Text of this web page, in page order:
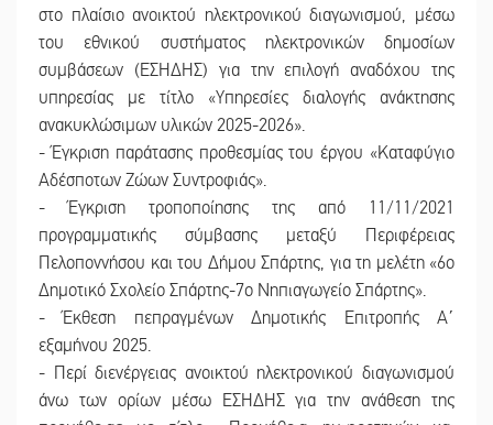
στο πλαίσιο ανοικτού ηλεκτρονικού διαγωνισμού, μέσω
του εθνικού συστήματος ηλεκτρονικών δημοσίων
συμβάσεων (ΕΣΗΔΗΣ) για την επιλογή αναδόχου της
υπηρεσίας με τίτλο «Υπηρεσίες διαλογής ανάκτησης
ανακυκλώσιμων υλικών 2025-2026».
- Έγκριση παράτασης προθεσμίας του έργου «Καταφύγιο
Αδέσποτων Ζώων Συντροφιάς».
- Έγκριση τροποποίησης της από 11/11/2021
προγραμματικής σύμβασης μεταξύ Περιφέρειας
Πελοποννήσου και του Δήμου Σπάρτης, για τη μελέτη «6ο
Δημοτικό Σχολείο Σπάρτης-7ο Νηπιαγωγείο Σπάρτης».
- Έκθεση πεπραγμένων Δημοτικής Επιτροπής Α΄
εξαμήνου 2025.
- Περί διενέργειας ανοικτού ηλεκτρονικού διαγωνισμού
άνω των ορίων μέσω ΕΣΗΔΗΣ για την ανάθεση της